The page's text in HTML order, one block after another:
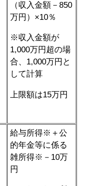
（収入金額－850
万円）×10％
※収入金額が
1,000万円超の場
合、1,000万円と
して計算
上限額は15万円
給与所得※＋公
的年金等に係る
雑所得※－10万
円